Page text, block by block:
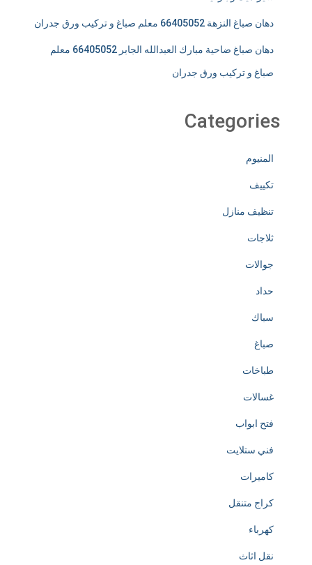
دهان صباغ النزهة 66405052 معلم صباغ و تركيب ورق جدران
دهان صباغ ضاحية مبارك العبدالله الجابر 66405052 معلم
صباغ و تركيب ورق جدران
Categories
المنيوم
تكييف
تنظيف منازل
ثلاجات
جوالات
حداد
سباك
صباغ
طباخات
غسالات
فتح ابواب
فني ستلايت
كاميرات
كراج متنقل
كهرباء
نقل اثاث